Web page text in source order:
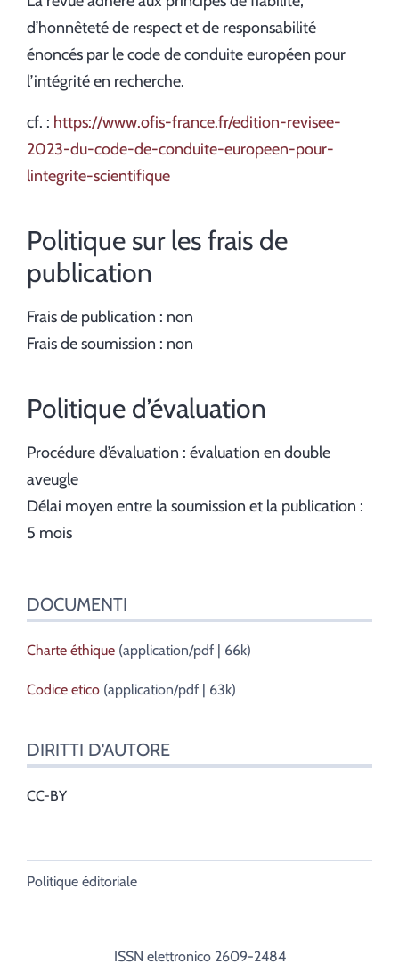
d’honnêteté de respect et de responsabilité
énoncés par le code de conduite européen pour
l’intégrité en recherche.
cf. : https://www.ofis-france.fr/edition-revisee-
2023-du-code-de-conduite-europeen-pour-
lintegrite-scientifique
Politique sur les frais de
publication
Frais de publication : non
Frais de soumission : non
Politique d’évaluation
Procédure d’évaluation : évaluation en double
aveugle
Délai moyen entre la soumission et la publication :
5 mois
DOCUMENTI
Charte éthique (application/pdf | 66k)
Codice etico (application/pdf | 63k)
DIRITTI D'AUTORE
CC-BY
Politique éditoriale
ISSN elettronico 2609-2484